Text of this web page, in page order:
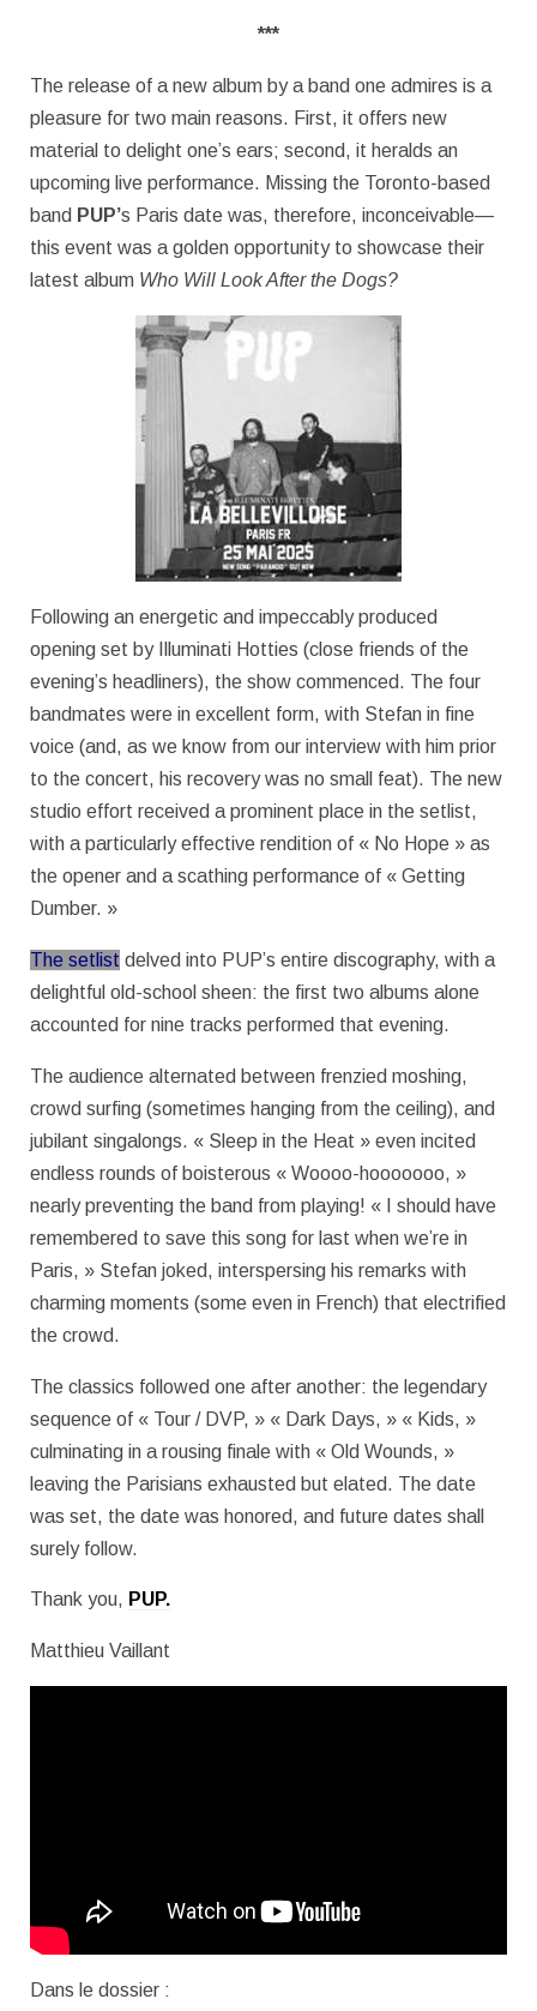
***
The release of a new album by a band one admires is a
pleasure for two main reasons. First, it offers new
material to delight one’s ears; second, it heralds an
upcoming live performance. Missing the Toronto-based
band PUP’s Paris date was, therefore, inconceivable—
this event was a golden opportunity to showcase their
latest album Who Will Look After the Dogs?
Following an energetic and impeccably produced
opening set by Illuminati Hotties (close friends of the
evening’s headliners), the show commenced. The four
bandmates were in excellent form, with Stefan in fine
voice (and, as we know from our interview with him prior
to the concert, his recovery was no small feat). The new
studio effort received a prominent place in the setlist,
with a particularly effective rendition of « No Hope » as
the opener and a scathing performance of « Getting
Dumber. »
The setlist delved into PUP’s entire discography, with a
delightful old-school sheen: the first two albums alone
accounted for nine tracks performed that evening.
The audience alternated between frenzied moshing,
crowd surfing (sometimes hanging from the ceiling), and
jubilant singalongs. « Sleep in the Heat » even incited
endless rounds of boisterous « Woooo-hooooooo, »
nearly preventing the band from playing! « I should have
remembered to save this song for last when we’re in
Paris, » Stefan joked, interspersing his remarks with
charming moments (some even in French) that electrified
the crowd.
The classics followed one after another: the legendary
sequence of « Tour / DVP, » « Dark Days, » « Kids, »
culminating in a rousing finale with « Old Wounds, »
leaving the Parisians exhausted but elated. The date
was set, the date was honored, and future dates shall
surely follow.
Thank you, PUP.
Matthieu Vaillant
Dans le dossier :